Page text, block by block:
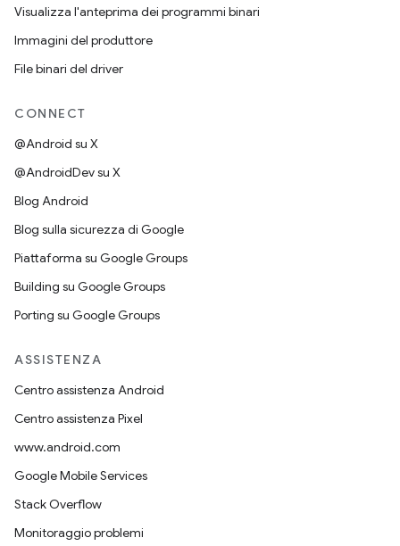
Visualizza l'anteprima dei programmi binari
Immagini del produttore
File binari del driver
CONNECT
@Android su X
@AndroidDev su X
Blog Android
Blog sulla sicurezza di Google
Piattaforma su Google Groups
Building su Google Groups
Porting su Google Groups
ASSISTENZA
Centro assistenza Android
Centro assistenza Pixel
www.android.com
Google Mobile Services
Stack Overflow
Monitoraggio problemi